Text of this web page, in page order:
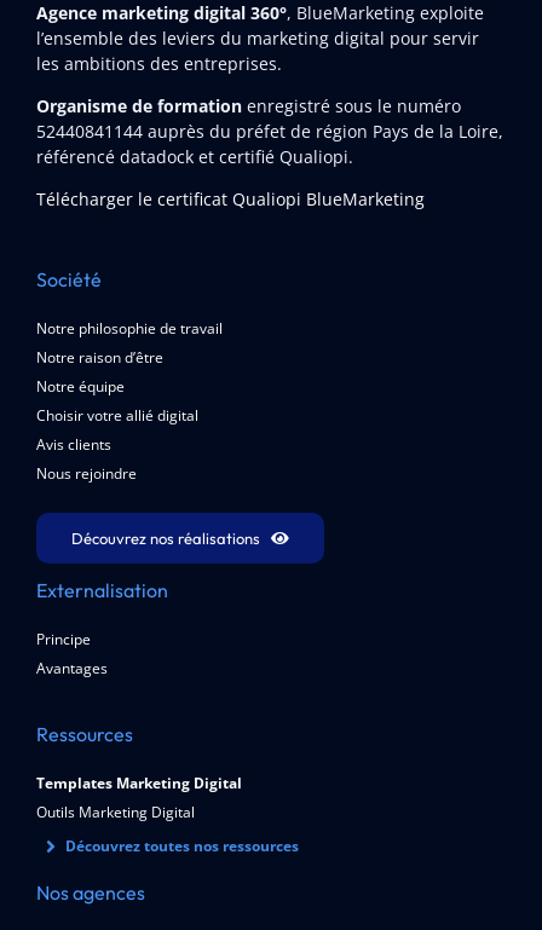
Agence marketing digital 360°, BlueMarketing exploite
l’ensemble des leviers du marketing digital pour servir
les ambitions des entreprises.
Organisme de formation enregistré sous le numéro
52440841144auprès du préfet de région Pays de la Loire,
référencé datadock et certifié Qualiopi.
Télécharger le certificat Qualiopi BlueMarketing
Société
Notre philosophie de travail
Notre raison d’être
Notre équipe
Choisir votre allié digital
Avis clients
Nous rejoindre
Découvrez nos réalisations
Externalisation
Principe
Avantages
Ressources
Templates Marketing Digital
Outils Marketing Digital
Découvrez toutes nos ressources
Nos agences